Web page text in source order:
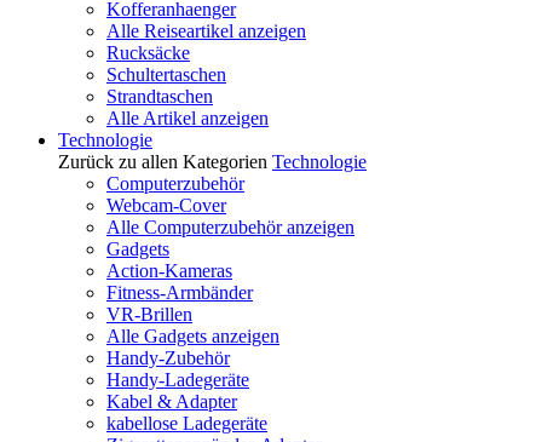
Kofferanhaenger
Alle Reiseartikel anzeigen
Rucksäcke
Schultertaschen
Strandtaschen
Alle Artikel anzeigen
Technologie
Zurück zu allen Kategorien Technologie
Computerzubehör
Webcam-Cover
Alle Computerzubehör anzeigen
Gadgets
Action-Kameras
Fitness-Armbänder
VR-Brillen
Alle Gadgets anzeigen
Handy-Zubehör
Handy-Ladegeräte
Kabel & Adapter
kabellose Ladegeräte